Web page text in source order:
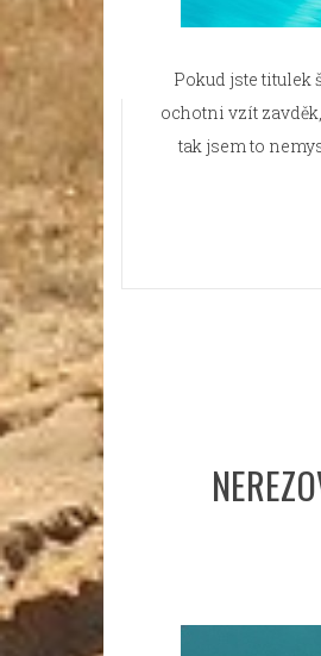
Pokud jste titulek
ochotni vzít
tak jsem to